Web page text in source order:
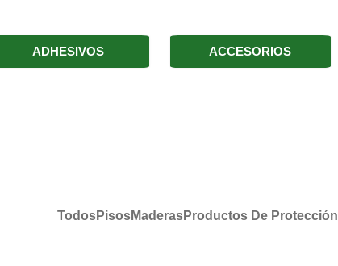
ADHESIVOS ACCESORIOS
TodosPisosMaderasProductos De Protección